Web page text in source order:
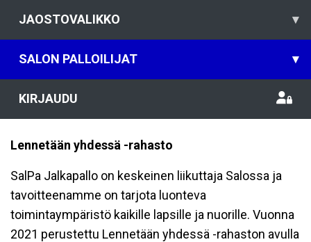
JAOSTOVALIKKO ▾
SALON PALLOILIJAT ▾
KIRJAUDU
Lennetään yhdessä -rahasto
SalPa Jalkapallo on keskeinen liikuttaja Salossa ja
tavoitteenamme on tarjota luonteva
toimintaympäristö kaikille lapsille ja nuorille. Vuonna
2021 perustettu Lennetään yhdessä -rahaston avulla